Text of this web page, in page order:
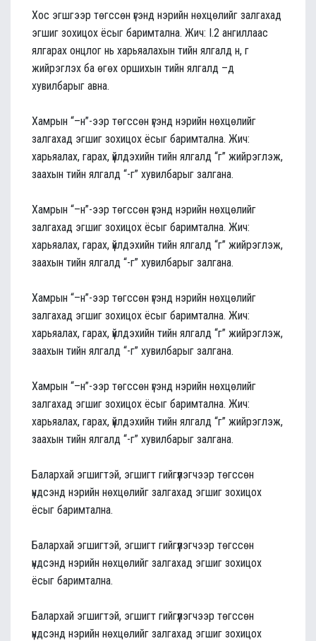
Хос эгшгээр төгссөн үгэнд нэрийн нөхцөлийг залгахад
эгшиг зохицох ёсыг баримтална. Жич: I.2 ангиллаас
ялгарах онцлог нь харьяалахын тийн ялгалд н, г
жийрэглэх ба өгөх оршихын тийн ялгалд –д
хувилбарыг авна.
Хамрын “–н”-ээр төгссөн үгэнд нэрийн нөхцөлийг
залгахад эгшиг зохицох ёсыг баримтална. Жич:
харьяалах, гарах, үйлдэхийн тийн ялгалд “г” жийрэглэж,
заахын тийн ялгалд “-г” хувилбарыг залгана.
Хамрын “–н”-ээр төгссөн үгэнд нэрийн нөхцөлийг
залгахад эгшиг зохицох ёсыг баримтална. Жич:
харьяалах, гарах, үйлдэхийн тийн ялгалд “г” жийрэглэж,
заахын тийн ялгалд “-г” хувилбарыг залгана.
Хамрын “–н”-ээр төгссөн үгэнд нэрийн нөхцөлийг
залгахад эгшиг зохицох ёсыг баримтална. Жич:
харьяалах, гарах, үйлдэхийн тийн ялгалд “г” жийрэглэж,
заахын тийн ялгалд “-г” хувилбарыг залгана.
Хамрын “–н”-ээр төгссөн үгэнд нэрийн нөхцөлийг
залгахад эгшиг зохицох ёсыг баримтална. Жич:
харьяалах, гарах, үйлдэхийн тийн ялгалд “г” жийрэглэж,
заахын тийн ялгалд “-г” хувилбарыг залгана.
Балархай эгшигтэй, эгшигт гийгүүлэгчээр төгссөн
үндсэнд нэрийн нөхцөлийг залгахад эгшиг зохицох
ёсыг баримтална.
Балархай эгшигтэй, эгшигт гийгүүлэгчээр төгссөн
үндсэнд нэрийн нөхцөлийг залгахад эгшиг зохицох
ёсыг баримтална.
Балархай эгшигтэй, эгшигт гийгүүлэгчээр төгссөн
үндсэнд нэрийн нөхцөлийг залгахад эгшиг зохицох